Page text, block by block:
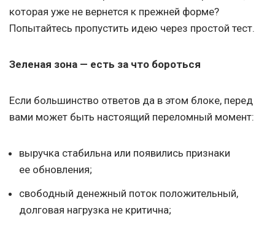
которая уже не вернется к прежней форме?
Попытайтесь пропустить идею через простой тест.
Зеленая зона — есть за что бороться
Если большинство ответов да в этом блоке, перед
вами может быть настоящий переломный момент:
выручка стабильна или появились признаки
ее обновления;
свободный денежный поток положительный,
долговая нагрузка не критична;